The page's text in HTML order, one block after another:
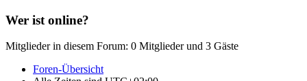
Wer ist online?
Mitglieder in diesem Forum: 0 Mitglieder und 3 Gäste
Foren-Übersicht